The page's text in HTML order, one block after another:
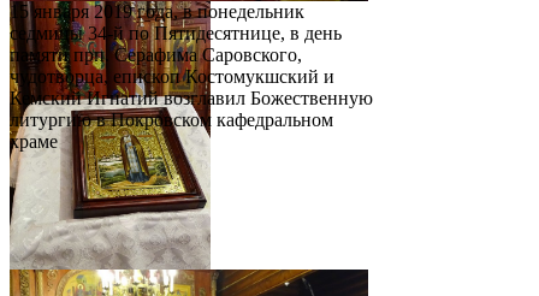
15 января 2019 года, в понедельник
седмицы 34-й по Пятидесятнице, в день
памяти прп. Серафима Саровского,
чудотворца, епископ Костомукшский и
Кемский Игнатий возглавил Божественную
литургию в Покровском кафедральном
храме